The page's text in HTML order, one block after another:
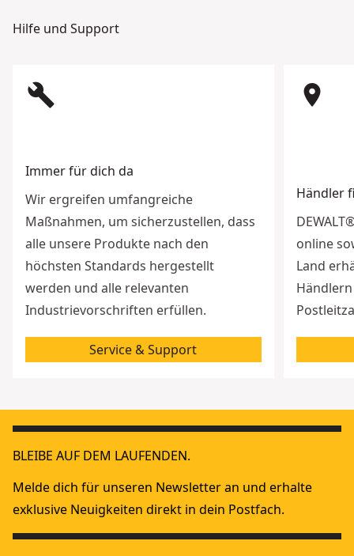
Hilfe und Support
build
Immer für dich da
Wir ergreifen umfangreiche
Maßnahmen, um sicherzustellen, dass
alle unsere Produkte nach den
höchsten Standards hergestellt
werden und alle relevanten
Industrievorschriften erfüllen.
Service & Support
room
Händler
online
Land
BLEIBE AUF DEM LAUFENDEN.
Melde dich für unseren Newsletter an und erhalte
exklusive Neuigkeiten direkt in dein Postfach.